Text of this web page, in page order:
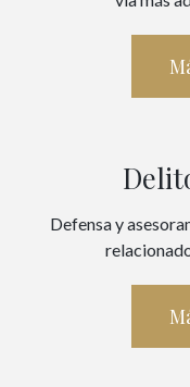
Defensa y